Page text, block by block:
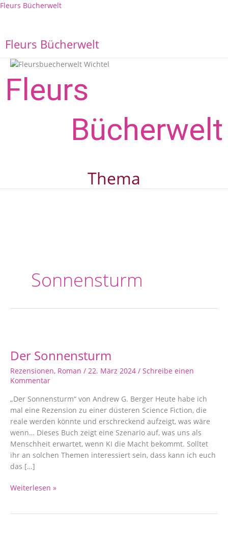
Zum
Fleurs Bücherwelt
Fleurs Bücherwelt
Fleurs
Bücher­welt
Thema
Sonnensturm
Der Sonnensturm
Rezensionen, Roman / 22. März 2024 / Schreibe einen
Kommentar
„Der Sonnensturm“ von Andrew G. Berger Heute habe ich
mal eine Rezension zu einer düsteren Science Fiction, die
reale werden könnte und erschreckend aufzeigt, was wäre
wenn… Dieses Buch zeigt eine Szenario auf, was uns als
Menschheit erwartet, wenn KI die Macht bekommt. Solltet
ihr an solchen Themen interessiert sein, dass kann ich euch
das […]
Weiterlesen »